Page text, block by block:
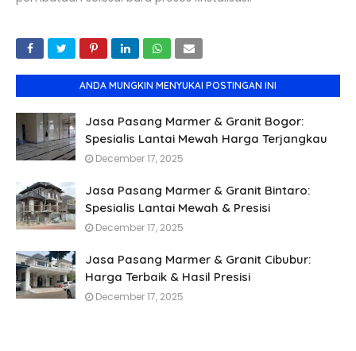
ANDA MUNGKIN MENYUKAI POSTINGAN INI
Jasa Pasang Marmer & Granit Bogor:
Spesialis Lantai Mewah Harga Terjangkau
December 17, 2025
Jasa Pasang Marmer & Granit Bintaro:
Spesialis Lantai Mewah & Presisi
December 17, 2025
Jasa Pasang Marmer & Granit Cibubur:
Harga Terbaik & Hasil Presisi
December 17, 2025